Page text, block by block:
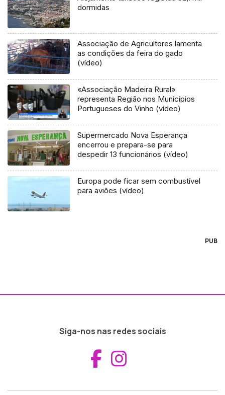
dormidas
Associação de Agricultores lamenta
as condições da feira do gado
(vídeo)
«Associação Madeira Rural»
representa Região nos Municípios
Portugueses do Vinho (vídeo)
Supermercado Nova Esperança
encerrou e prepara-se para
despedir 13 funcionários (vídeo)
Europa pode ficar sem combustível
para aviões (vídeo)
PUB
Siga-nos nas redes sociais
Aceder ao